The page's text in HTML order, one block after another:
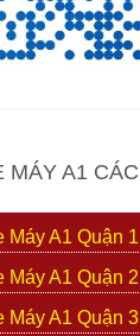
MÁY A1 CÁC
Máy A1 Quận 1
Máy A1 Quận 2
Máy A1 Quận 3